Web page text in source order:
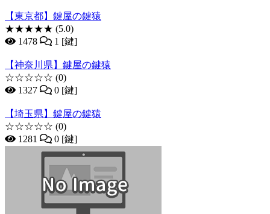
【東京都】鍵屋の鍵猿
★★★★★ (5.0)
1478
1 [鍵]
【神奈川県】鍵屋の鍵猿
☆☆☆☆☆ (0)
1327
0 [鍵]
【埼玉県】鍵屋の鍵猿
☆☆☆☆☆ (0)
1281
0 [鍵]